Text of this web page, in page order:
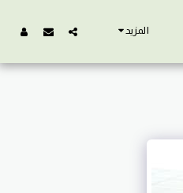
المزيد